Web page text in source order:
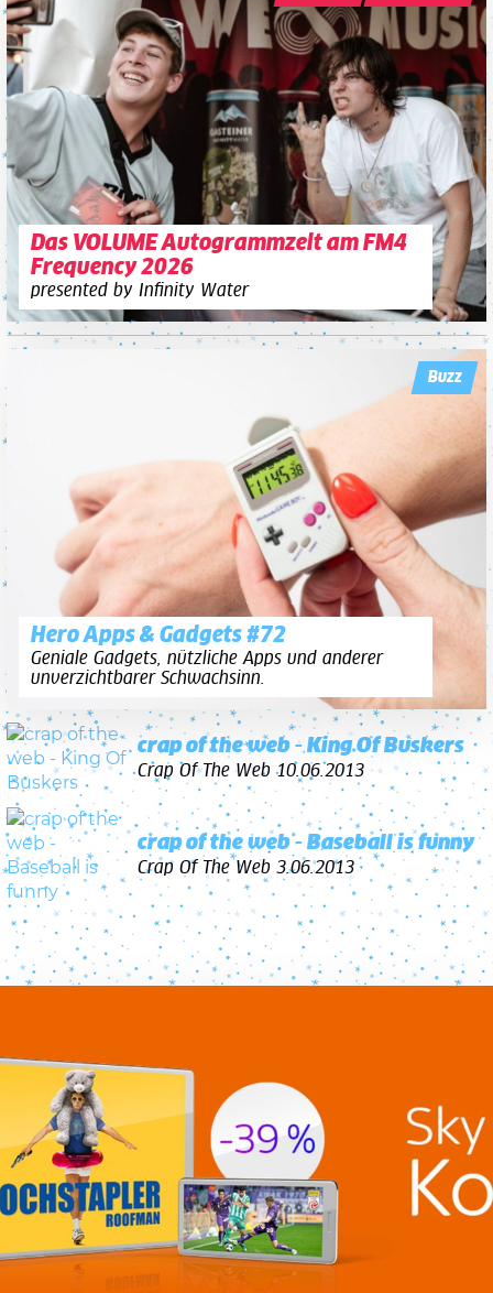
Das VOLUME Autogrammzelt am FM4
Frequency 2026
presented by Infinity Water
Hero Apps & Gadgets #72
Geniale Gadgets, nützliche Apps und anderer
unverzichtbarer Schwachsinn.
Buzz
crap of the web - King Of Buskers
Crap Of The Web10.06.2013
crap of the web - Baseball is funny
Crap Of The Web 3.06.2013